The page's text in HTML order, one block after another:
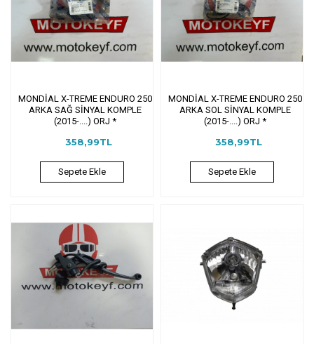
MONDİAL X-TREME ENDURO 250
ARKA SAĞ SİNYAL KOMPLE
(2015-....) ORJ *
358,99TL
Sepete Ekle
MONDİAL X-TREME ENDURO 250
ARKA SOL SİNYAL KOMPLE
(2015-....) ORJ *
358,99TL
Sepete Ekle